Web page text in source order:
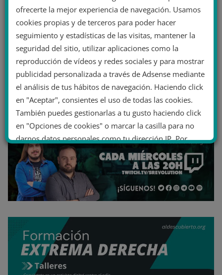
ofrecerte la mejor experiencia de navegación. Usamos
cookies propias y de terceros para poder hacer
seguimiento y estadísticas de las visitas, mantener la
seguridad del sitio, utilizar aplicaciones como la
reproducción de vídeos y redes sociales y para mostrar
publicidad personalizada a través de Adsense mediante
el análisis de tus hábitos de navegación. Haciendo click
en "Aceptar", consientes el uso de todas las cookies.
También puedes gestionarlas a tu gusto haciendo click
en "Opciones de cookies" o marcar la casilla para no
darnos datos personales como tu dirección IP. Por
último, puedes leer nuestra Política de cookies.
No dar mi información personal
.
Rechazar cookies Política de cookies